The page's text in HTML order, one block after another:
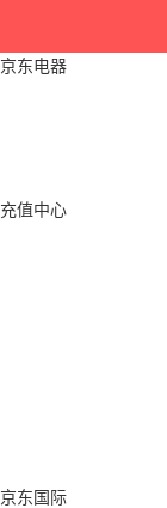
京东电器
充值中心
京东国际